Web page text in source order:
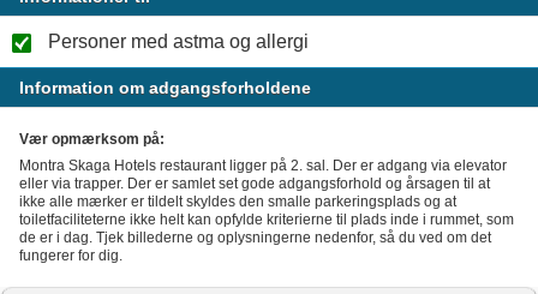
Personer med astma og allergi
Information om adgangsforholdene
Vær opmærksom på:
Montra Skaga Hotels restaurant ligger på 2. sal. Der er adgang via elevator
eller via trapper. Der er samlet set gode adgangsforhold og årsagen til at
ikke alle mærker er tildelt skyldes den smalle parkeringsplads og at
toiletfaciliteterne ikke helt kan opfylde kriterierne til plads inde i rummet, som
de er i dag. Tjek billederne og oplysningerne nedenfor, så du ved om det
fungerer for dig.